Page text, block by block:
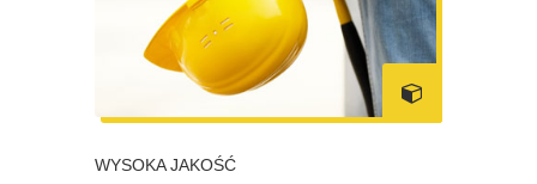
WYSOKA JAKOŚĆ